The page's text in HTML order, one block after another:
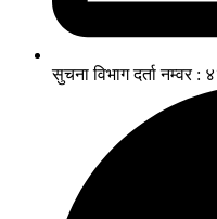
सुचना विभाग दर्ता नम्वर